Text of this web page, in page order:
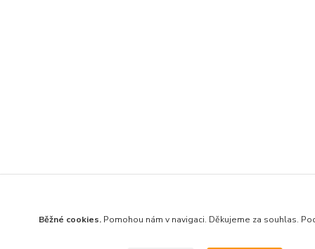
Běžné cookies.Pomohou nám v navigaci. Děkujeme za souhlas.